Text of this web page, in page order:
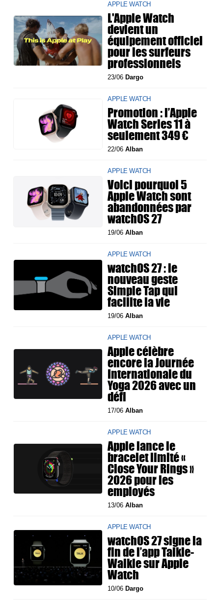
APPLE WATCH
L'Apple Watch
devient un
équipement officiel
pour les surfeurs
professionnels
23/06 Dargo
APPLE WATCH
Promotion : l’Apple
Watch Series 11 à
seulement 349 €
22/06Alban
APPLE WATCH
Voici pourquoi 5
Apple Watch sont
abandonnées par
watchOS 27
19/06Alban
APPLE WATCH
watchOS 27 : le
nouveau geste
Simple Tap qui
facilite la vie
19/06Alban
APPLE WATCH
Apple célèbre
encore la Journée
Internationale du
Yoga 2026 avec un
défi
17/06Alban
APPLE WATCH
Apple lance le
bracelet limité «
Close Your Rings »
2026 pour les
employés
13/06Alban
APPLE WATCH
watchOS 27 signe la
fin de l’app Talkie-
Walkie sur Apple
Watch
10/06 Dargo